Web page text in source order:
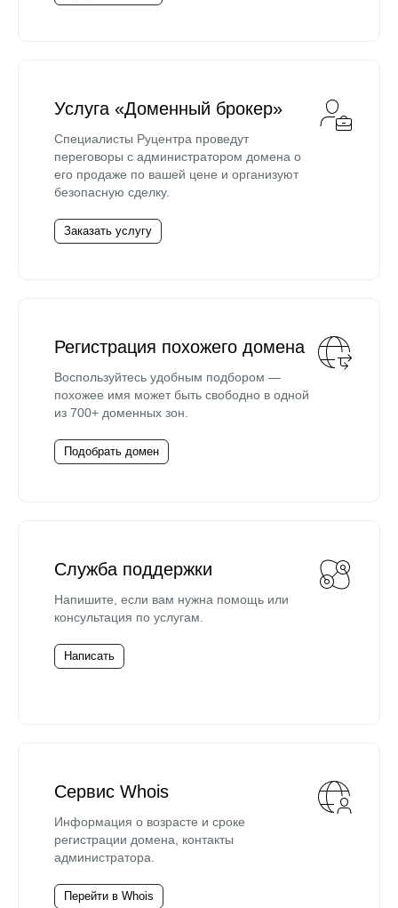
Услуга «Доменный брокер»
Специалисты Руцентра проведут
переговоры с администратором домена о
его продаже по вашей цене и организуют
безопасную сделку.
Заказать услугу
Регистрация похожего домена
Воспользуйтесь удобным подбором —
похожее имя может быть свободно в одной
из 700+ доменных зон.
Подобрать домен
Служба поддержки
Напишите, если вам нужна помощь или
консультация по услугам.
Написать
Сервис Whois
Информация о возрасте и сроке
регистрации домена, контакты
администратора.
Перейти в Whois